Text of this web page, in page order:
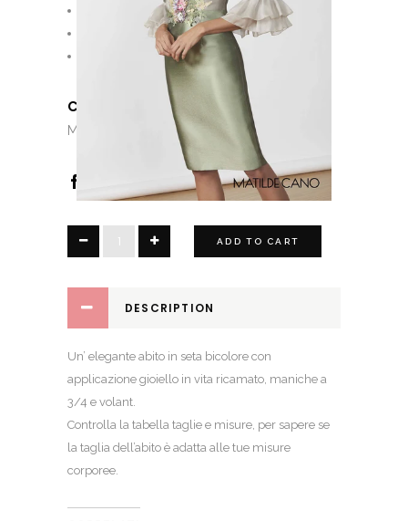
Pagamento Rateale
Personalizzazioni
Consulenza di stile
CATEGORIES:Dress , Dress
Madame Matilde Cano Saldi
quantity
ADD TO CART
DESCRIPTION
Un’ elegante abito in seta bicolore con
applicazione gioiello in vita ricamato, maniche a
3/4 e volant.
Controlla la tabella taglie e misure, per sapere se
la taglia dell’abito è adatta alle tue misure
corporee.